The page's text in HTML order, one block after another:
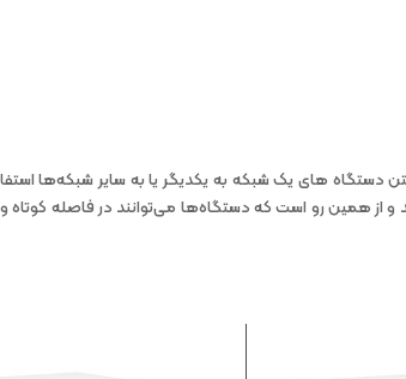
دستگاه ‌های یک شبکه به یکدیگر یا به سایر شبکه‌ها
و از همین رو است که دستگاه‌ها می‌توانند در فاصله کوتاه